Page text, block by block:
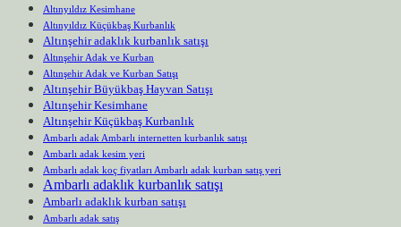
Altınyıldız Kesimhane
Altınyıldız Küçükbaş Kurbanlık
Altınşehir adaklık kurbanlık satışı
Altınşehir Adak ve Kurban
Altınşehir Adak ve Kurban Satışı
Altınşehir Büyükbaş Hayvan Satışı
Altınşehir Kesimhane
Altınşehir Küçükbaş Kurbanlık
Ambarlı adak Ambarlı internetten kurbanlık satışı
Ambarlı adak kesim yeri
Ambarlı adak koç fiyatları Ambarlı adak kurban satış yeri
Ambarlı adaklık kurbanlık satışı
Ambarlı adaklık kurban satışı
Ambarlı adak satış